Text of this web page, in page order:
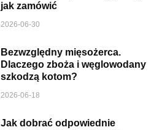
jak zamówić
2026-06-30
Bezwzględny mięsożerca.
Dlaczego zboża i węglowodany
szkodzą kotom?
2026-06-18
Jak dobrać odpowiednie